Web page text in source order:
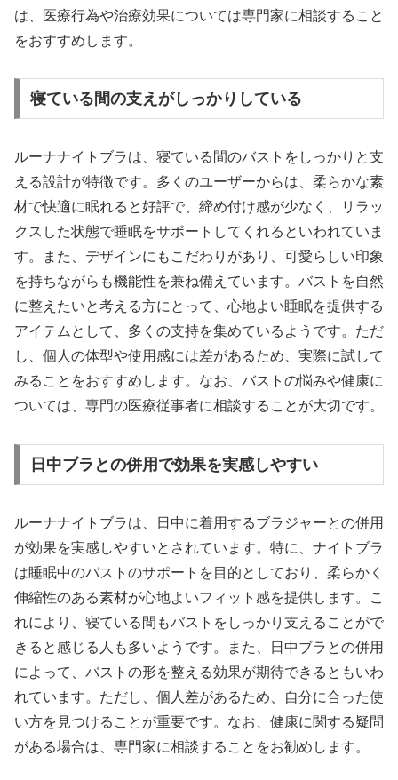
は、医療行為や治療効果については専門家に相談すること
をおすすめします。
寝ている間の支えがしっかりしている
ルーナナイトブラは、寝ている間のバストをしっかりと支
える設計が特徴です。多くのユーザーからは、柔らかな素
材で快適に眠れると好評で、締め付け感が少なく、リラッ
クスした状態で睡眠をサポートしてくれるといわれていま
す。また、デザインにもこだわりがあり、可愛らしい印象
を持ちながらも機能性を兼ね備えています。バストを自然
に整えたいと考える方にとって、心地よい睡眠を提供する
アイテムとして、多くの支持を集めているようです。ただ
し、個人の体型や使用感には差があるため、実際に試して
みることをおすすめします。なお、バストの悩みや健康に
ついては、専門の医療従事者に相談することが大切です。
日中ブラとの併用で効果を実感しやすい
ルーナナイトブラは、日中に着用するブラジャーとの併用
が効果を実感しやすいとされています。特に、ナイトブラ
は睡眠中のバストのサポートを目的としており、柔らかく
伸縮性のある素材が心地よいフィット感を提供します。こ
れにより、寝ている間もバストをしっかり支えることがで
きると感じる人も多いようです。また、日中ブラとの併用
によって、バストの形を整える効果が期待できるともいわ
れています。ただし、個人差があるため、自分に合った使
い方を見つけることが重要です。なお、健康に関する疑問
がある場合は、専門家に相談することをお勧めします。